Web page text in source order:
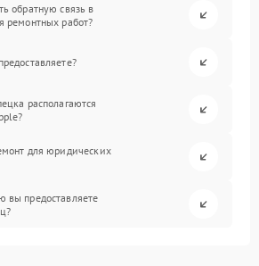
обратную связь в
ремонтных работ?
располагаются
для юридических
вы предоставляете